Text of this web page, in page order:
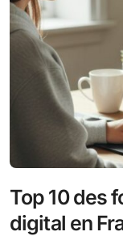
Top 10 des
digital en